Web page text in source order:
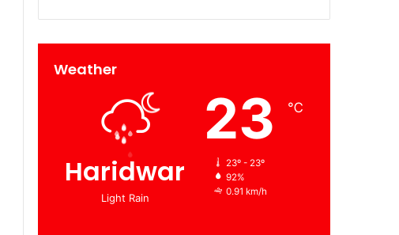
Weather
Haridwar
Light Rain
23 ℃
23º - 23º
92%
0.91 km/h